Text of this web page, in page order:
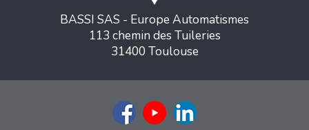
BASSI SAS - Europe Automatismes
113 chemin des Tuileries
31400 Toulouse